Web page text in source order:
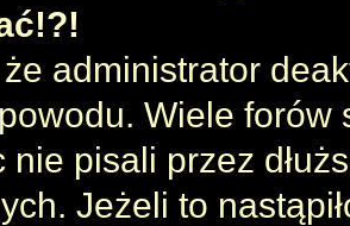
administrator
Wiele forów
nie pisali przez
Jeżeli to